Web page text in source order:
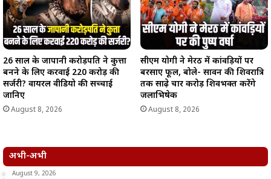
26 साल के जापानी करोड़पति ने कुत्ता
बनने के लिए करवाई 220 करोड़ की
सर्जरी? वायरल वीडियो की सच्चाई
जानिए
August 8, 2026
सीएम योगी ने मेरठ में कांवड़ियों पर
बरसाए फूल, बोले- सावन की शिवरात्रि
तक साढ़े चार करोड़ शिवभक्त करेंगे
जलाभिषेक
August 8, 2026
अभी-अभी
August 9, 2026